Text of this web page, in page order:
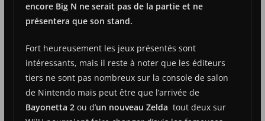
encore Big N ne serait pas de la partie et ne
présentera que son stand.
Fort heureusement les jeux présentés sont
intéressants, mais il reste à noter que les éditeurs
tiers ne sont pas nombreux sur la console de salon
de Nintendo mais peut être que l’arrivée de
Bayonetta 2ou d’un nouveau Zelda tout deux sur